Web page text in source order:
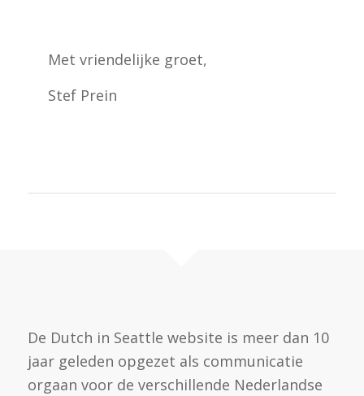
Met vriendelijke groet,
Stef Prein
De Dutch in Seattle website is meer dan 10
jaar geleden opgezet als communicatie
orgaan voor de verschillende Nederlandse